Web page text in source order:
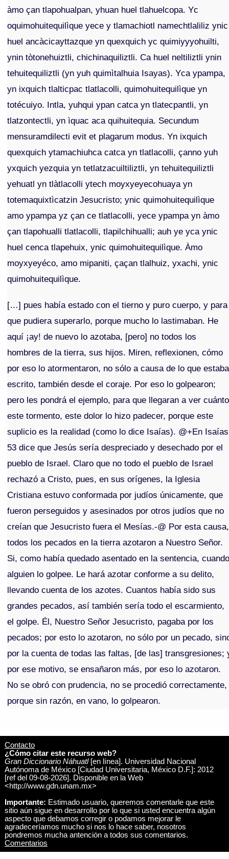
àmo çan tlapohualpan, yhuan huel tlahuelcopa. Yc
oquimohuitequilìque yece y tlamachiotl namechtlaliliz ynic
huel ancàcicayttazque yn quexquich yc quimiyyyohuilti,
ynin tòtonehuiztli, chichinaquiliztli. Ca huel neltiliztli ynin
tehuitequiliztli (yn yuh quimìtalhuia Isayas). Yca ypampa,
yn ixquich tlalticpac tlatlacolli, quimohuitequilìque yn
totécuiyo. Intla, yuhqui ypan catca yn tlatecpantli, yn
tlatzontectli, yn ìquac aca quihuitequia. Secundum
mensuramdilecti evit et plagarum modus. Yn ixquich
quexquich ytamachiuhca catca yn tlatlacolli, çanno yuh
yxquich yezquia yn tetlatzacuiltiliztli, yn tehuitequiliztli
yehuatl yn tlàtlacolli ytech moyxyeyecohuaya yn
totemaquixtìcatzin Jesucristo; ynic quimohuitequilìque
amo ypampa yz çan ce tlatlacolli, yece ypampa yn àmo
çan tlapohualli tlatlacolli, tlapilchihualli; auh ye yca ynic
huel cenca tlapehuix, ynic quimohuitequilìque. Àmo
moyxyeyéco, amo mipaniti, çaçan tlalhuiz, yxachi, ynic
quimohuitequilìque.
[…] pues había estado con el tierno y puro cuerpo, y para
que pudiera superarlo, porque mucho lo lastimaban. He
aquí ¡ay! de nuevo lo azotaba, [pero] no todos los
hombres de la tierra, sus hijos. Miren, reflexionen, cómo
por eso lo atormentaron, no sólo a causa de lo que estaba
escrito, también desde el coraje. Por eso lo golpearon;
pero les pondrá el ejemplo, para que llegaran a ver cuánto
este tormento, este dolor lo hizo padecer, porque este
suplicio es la realidad (como lo dice Isaías). @+En Isaías
53 dice que Jesús sería despreciado y desechado por el
pueblo de Israel. Claro que no todo el pueblo de Israel
rechazó a Cristo, pues, en sus orígenes, la Iglesia
Cristiana estuvo conformada por judíos únicamente, que
fueron perseguidos y asesinados por otros judíos que no
creían que Jesucristo fuera el Mesías.-@ Por esta causa,
todos los pecados en la tierra azotaron a Nuestro Señor.
Si, como había quedado asentado en la sentencia,
alguien lo golpee. Le hará azotar conforme a su delito,
llevando cuenta de los azotes. Cuantos había sido sus
grandes pecados, así también sería todo el escarmiento,
el golpe. Él, Nuestro Señor Jesucristo, pagaba por los
pecados; por esto lo azotaron, no sólo por un pecado,
por la cuenta de todas las faltas, [de las] transgresiones;
por ese motivo, se ensañaron más, por eso lo azotaron.
No se obró con prudencia, no se procedió correctamente,
porque sin razón, en vano, lo golpearon.
Contacto
¿Cómo citar este recurso web?
Gran Diccionario Náhuatl[en línea]. Universidad Nacional
Autónoma de México [Ciudad Universitaria, México D.F.]: 2012
[ref del 09-08-2026]. Disponible en la Web
<http://www.gdn.unam.mx>
Importante: Estimado usuario, queremos comentarle que este
sitio aún sigue en desarrollo por lo que si usted encuentra algún
aspecto que debamos corregir o podamos mejorar le
agradeceríamos mucho si nos lo hace saber, nosotros
pondremos mucha antención a todos sus comentarios.
Comentarios